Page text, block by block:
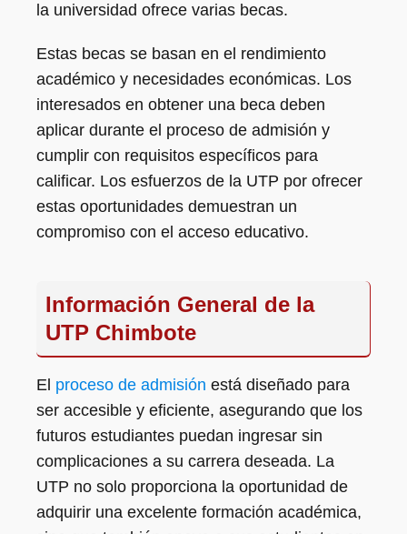
la universidad ofrece varias becas.
Estas becas se basan en el rendimiento
académico y necesidades económicas. Los
interesados en obtener una beca deben
aplicar durante el proceso de admisión y
cumplir con requisitos específicos para
calificar. Los esfuerzos de la UTP por ofrecer
estas oportunidades demuestran un
compromiso con el acceso educativo.
Información General de la
UTP Chimbote
El proceso de admisión está diseñado para
ser accesible y eficiente, asegurando que los
futuros estudiantes puedan ingresar sin
complicaciones a su carrera deseada. La
UTP no solo proporciona la oportunidad de
adquirir una excelente formación académica,